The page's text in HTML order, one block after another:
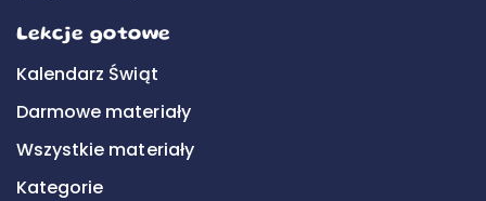
Lekcje gotowe
Kalendarz Świąt
Darmowe materiały
Wszystkie materiały
Kategorie